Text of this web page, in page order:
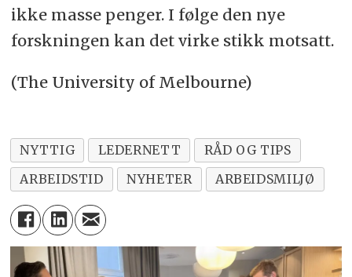
ikke masse penger. I følge den nye
forskningen kan det virke stikk motsatt.
(The University of Melbourne)
NYTTIG LEDERNETT
RÅD OG TIPS
ARBEIDSTID
NYHETER ARBEIDSMILJØ